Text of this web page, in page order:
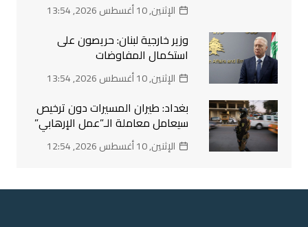
الإثنين, 10 أغسطس 2026, 13:54
وزير خارجية لبنان: حريصون على
استكمال المفاوضات
الإثنين, 10 أغسطس 2026, 13:54
بغداد: طيران المسيرات دون ترخيص
سيعامل معاملة الـ”عمل الإرهابي”
الإثنين, 10 أغسطس 2026, 12:54